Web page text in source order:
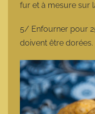
fur et à mesure sur
5/ Enfourner pour
doivent être dorées.